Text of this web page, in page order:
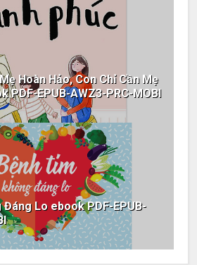
Hoàn Hảo, Con Chỉ Cần Mẹ
PDF-EPUB-AWZ3-PRC-MOBI
Đáng Lo ebook PDF-EPUB-